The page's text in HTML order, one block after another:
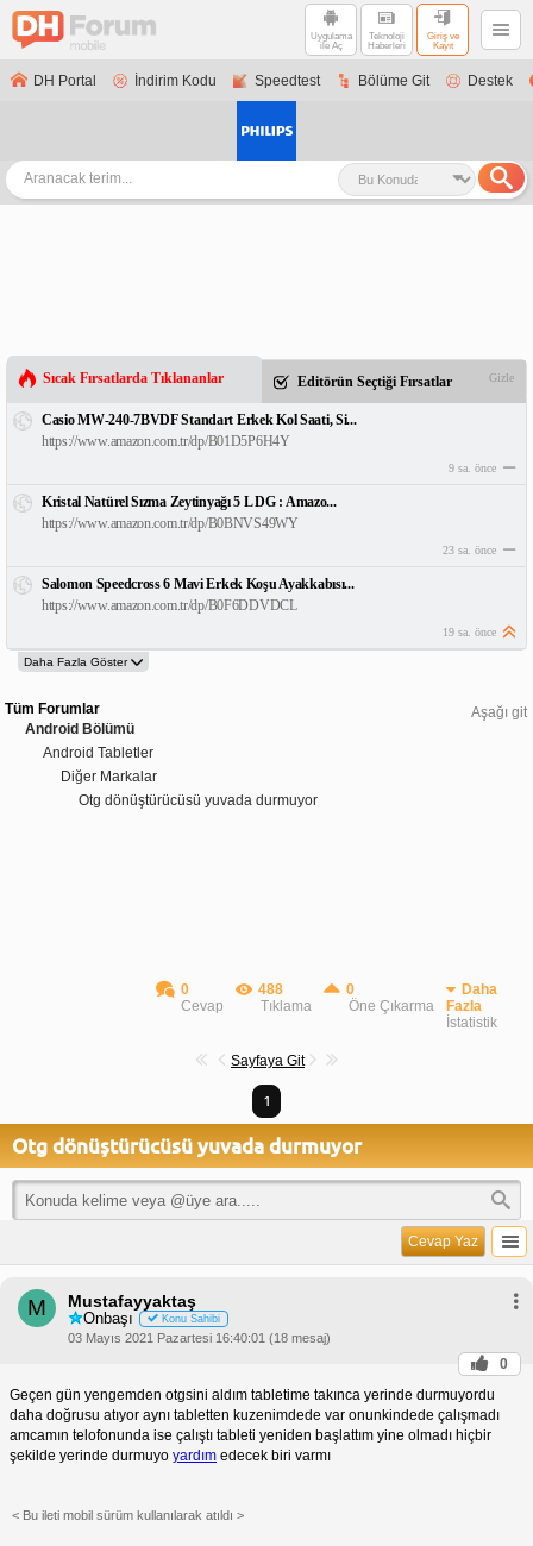
Uygulama
ile Aç
Teknoloji
Haberleri
Giriş ve
Kayıt
DH Portal İndirim Kodu Speedtest Bölüme Git Destek
Sıcak Fırsatlarda Tıklananlar Editörün Seçtiği Fırsatlar Gizle
Casio MW-240-7BVDF Standart Erkek Kol Saati, Si...
https://www.amazon.com.tr/dp/B01D5P6H4Y
9 sa. önce
Kristal Natürel Sızma Zeytinyağı 5 L DG : Amazo...
https://www.amazon.com.tr/dp/B0BNVS49WY
23 sa. önce
Salomon Speedcross 6 Mavi Erkek Koşu Ayakkabısı...
https://www.amazon.com.tr/dp/B0F6DDVDCL
19 sa. önce
Aşağı git
Tüm Forumlar
Android Bölümü
Android Tabletler
Diğer Markalar
Otg dönüştürücüsü yuvada durmuyor
0
Cevap
488
Tıklama
0
Öne Çıkarma
Daha
Fazla
İstatistik
Sayfaya Git
1
Otg dönüştürücüsü yuvada durmuyor
Cevap Yaz
M Mustafayyaktaş
Onbaşı Konu Sahibi
03 Mayıs 2021 Pazartesi 16:40:01 (18 mesaj)
0
Geçen gün yengemden otgsini aldım tabletime takınca yerinde durmuyordu
daha doğrusu atıyor aynı tabletten kuzenimdede var onunkindede çalışmadı
amcamın telofonunda ise çalıştı tableti yeniden başlattım yine olmadı hiçbir
şekilde yerinde durmuyo yardım edecek biri varmı
< Bu ileti mobil sürüm kullanılarak atıldı >